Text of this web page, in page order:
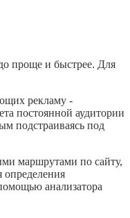
проще и быстрее. Для
рекламу -
постоянной аудитории
подстраиваясь под
маршрутами по сайту,
определения
анализатора